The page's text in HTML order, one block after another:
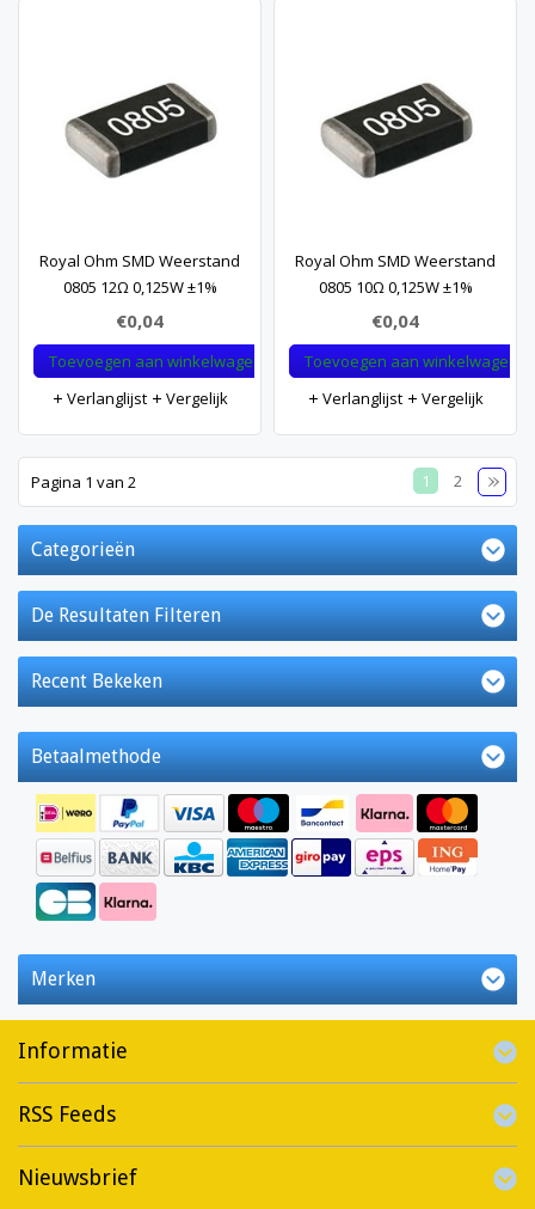
Royal Ohm SMD Weerstand
0805 12Ω 0,125W ±1%
€0,04
Toevoegen aan winkelwagen
Verlanglijst
Vergelijk
Royal Ohm SMD Weerstand
0805 10Ω 0,125W ±1%
€0,04
Toevoegen aan winkelwagen
Verlanglijst
Vergelijk
Pagina 1 van 2 1 2
Categorieën
De Resultaten Filteren
Recent Bekeken
Betaalmethode
Merken
Informatie
RSS Feeds
Nieuwsbrief